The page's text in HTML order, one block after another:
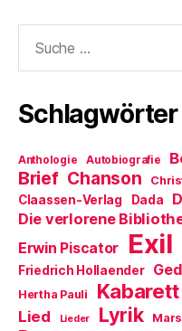
nach:
Schlagwörter
Anthologie Autobiografie
Brief Chanson
Claassen-Verlag Dada
Die verlorene
Erwin Piscator Exil
Friedrich Hollaender
Hertha Pauli Kabarett
Lied Lieder Lyrik